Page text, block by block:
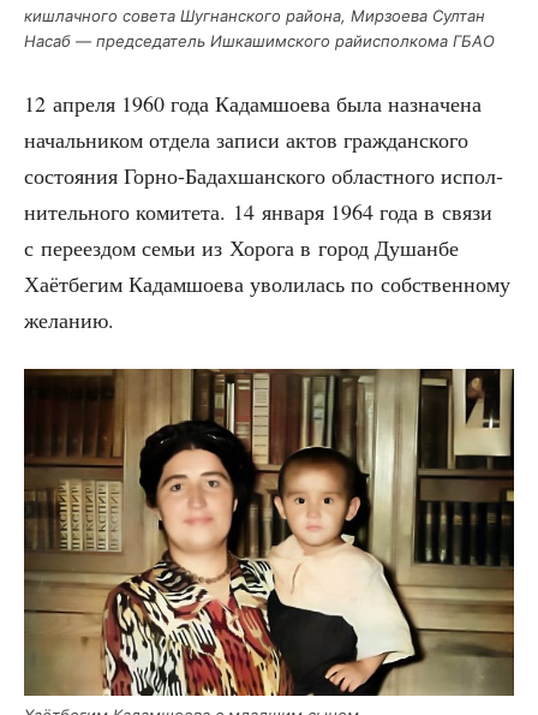
кишлач­но­го сове­та Шугнан­ско­го рай­о­на, Мир­зо­е­ва Сул­тан
Насаб — пред­се­да­тель Ишка­шим­ско­го рай­ис­пол­ко­ма ГБАО
12 апре­ля 1960 года Кадам­шо­е­ва была назна­че­на
началь­ни­ком отде­ла запи­си актов граж­дан­ско­го
состо­я­ния Гор­но-Бадах­шан­ско­го област­но­го испол­
ни­тель­но­го коми­те­та. 14 янва­ря 1964 года в свя­зи
с пере­ез­дом семьи из Хоро­га в город Душан­бе
Хаёт­бе­гим Кадам­шо­е­ва уво­ли­лась по соб­ствен­но­му
желанию.